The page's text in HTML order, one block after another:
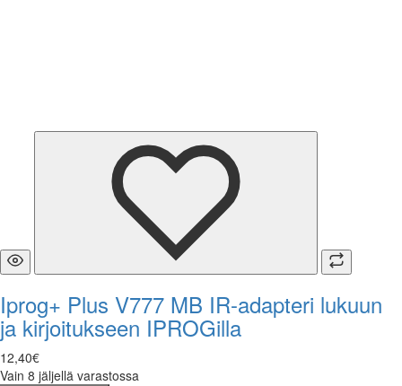
Iprog+ Plus V777 MB IR-adapteri lukuun
ja kirjoitukseen IPROGilla
12,40€
Vain 8 jäljellä varastossa